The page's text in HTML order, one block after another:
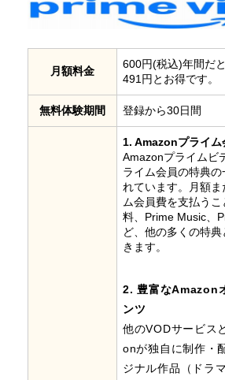
月額料金
600円(税込)年間だ
491円とお得です。
無料体験期間 登録から30日間
1. Amazonプライム
Amazonプライムビ
ライム会員の特典の
れています。月額ま
ム会員費を支払う
料、Prime Music、
ど、他の多くの特
きます。
2. 豊富なAmazon
ンツ
他のVODサービス
onが独自に制作・
ジナル作品（ドラ